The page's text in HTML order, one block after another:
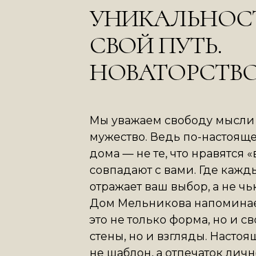
Мы уважаем свободу мысли
мужество. Ведь по-
дома — не те, что нравятся
совпадают с вами. Где
отражает ваш выбор, а не
Дом Мельникова
это не только форма, но и
стены, но и взгляды.
не шаблон, а отпечаток
СВОЙ ПУТЬ.